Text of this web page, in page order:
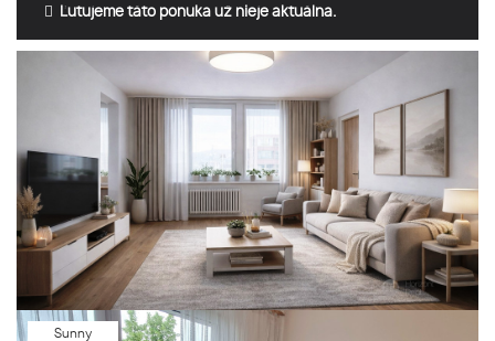
Ľutujeme táto ponuka už nieje aktuálna.
Sunny